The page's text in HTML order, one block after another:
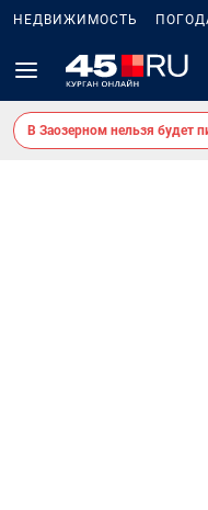
НЕДВИЖИМОСТЬ
В Заозерном нельзя будет